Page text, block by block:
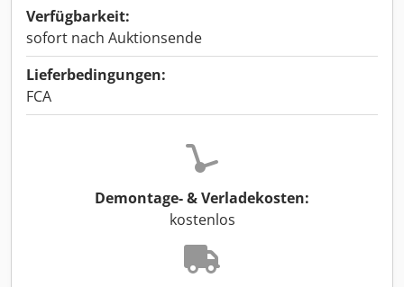
Verfügbarkeit:
sofort nach Auktionsende
Lieferbedingungen:
FCA
Demontage- & Verladekosten:
kostenlos